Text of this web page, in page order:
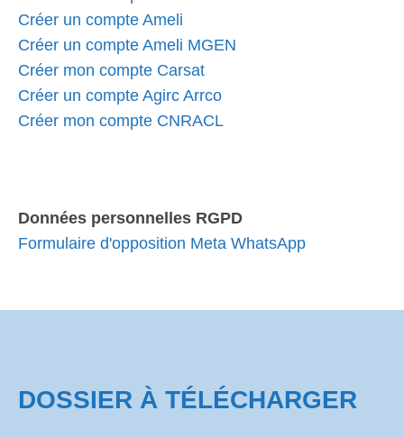
Créer un compte Ameli
Créer un compte Ameli MGEN
Créer mon compte Carsat
Créer un compte Agirc Arrco
Créer mon compte CNRACL
Données personnelles RGPD
Formulaire d'opposition Meta WhatsApp
DOSSIER À TÉLÉCHARGER